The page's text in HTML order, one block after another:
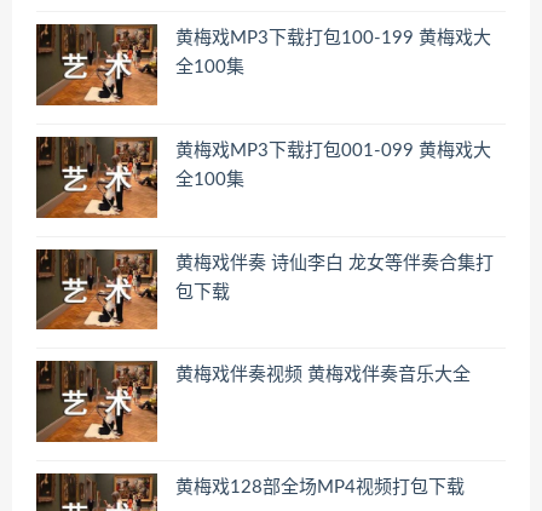
黄梅戏MP3下载打包100-199 黄梅戏大
全100集
黄梅戏MP3下载打包001-099 黄梅戏大
全100集
黄梅戏伴奏 诗仙李白 龙女等伴奏合集打
包下载
黄梅戏伴奏视频 黄梅戏伴奏音乐大全
黄梅戏128部全场MP4视频打包下载